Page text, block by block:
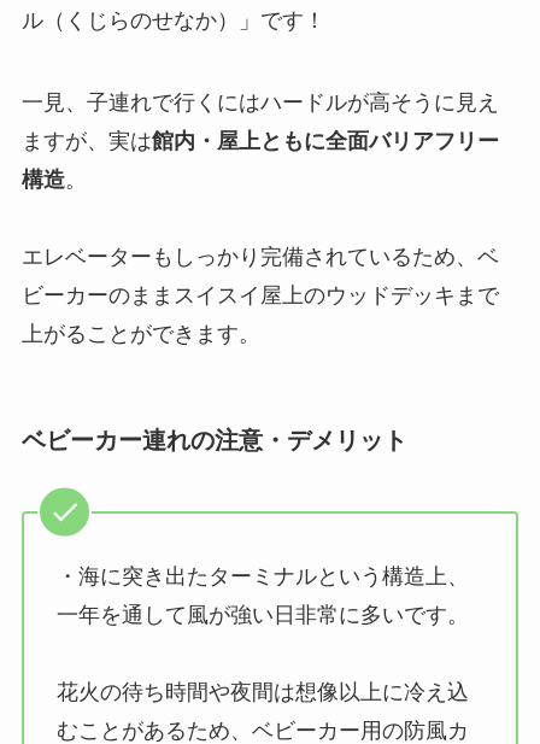
ル（くじらのせなか）」です！
一見、子連れで行くにはハードルが高そうに見え
ますが、実は館内・屋上ともに全面バリアフリー
構造。
エレベーターもしっかり完備されているため、ベ
ビーカーのままスイスイ屋上のウッドデッキまで
上がることができます。
ベビーカー連れの注意・デメリット
・海に突き出たターミナルという構造上、
一年を通して風が強い日非常に多いです。
花火の待ち時間や夜間は想像以上に冷え込
むことがあるため、ベビーカー用の防風カ